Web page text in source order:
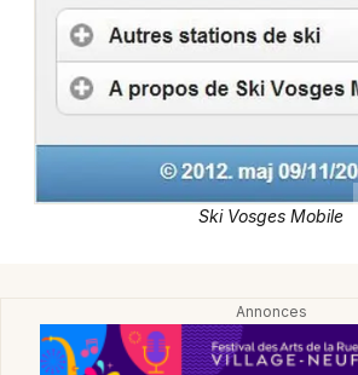
Artistes en tournée
Actus à Colmar
Actus tourisme & loisirs
Ski Vosges Mobile